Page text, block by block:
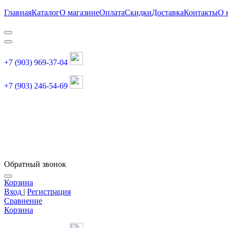
ГлавнаяКаталогО магазинеОплатаСкидкиДоставкаКонтактыО
+7 (903) 969-37-04
+7 (903) 246-54-69
Обратный звонок
Корзина
Вход | Регистрация
Сравнение
Корзина